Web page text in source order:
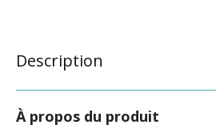
Description
À propos du produit